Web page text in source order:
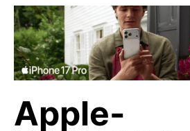
Apple-